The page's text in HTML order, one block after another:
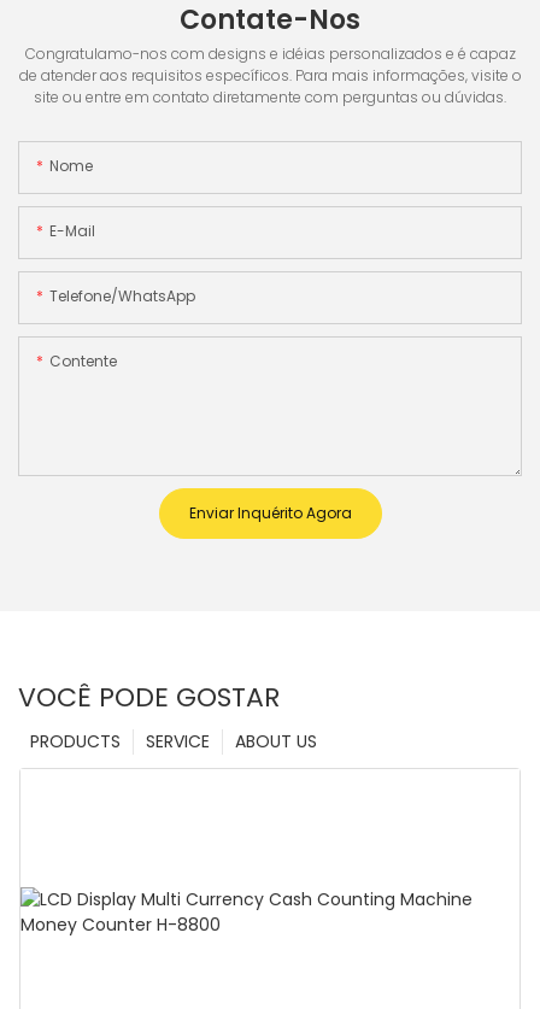
Contate-Nos
Congratulamo-nos com designs e idéias personalizados e é capaz
de atender aos requisitos específicos. Para mais informações, visite o
site ou entre em contato diretamente com perguntas ou dúvidas.
Nome
E-Mail
Telefone/WhatsApp
Contente
Enviar Inquérito Agora
VOCÊ PODE GOSTAR
ABOUT US
SERVICE
PRODUCTS